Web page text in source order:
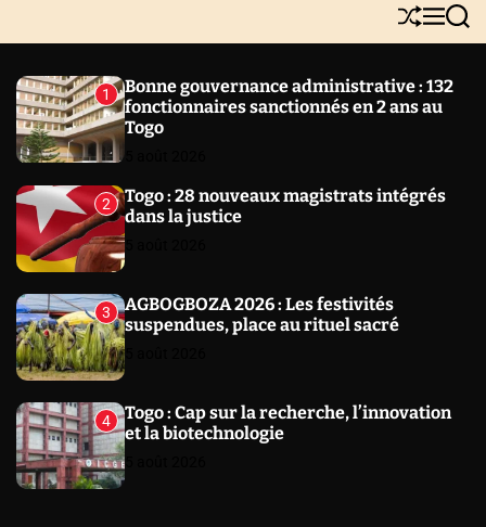
W
S
S
h
l
e
M
e
u
S
e
r
c
1
Bonne gouvernance administrative : 132
fonctionnaires sanctionnés en 2 ans au
Togo
2
Togo : 28 nouveaux magistrats intégrés
dans la justice
3
AGBOGBOZA 2026 : Les festivités
suspendues, place au rituel sacré
4
Togo : Cap sur la recherche, l’innovation
et la biotechnologie